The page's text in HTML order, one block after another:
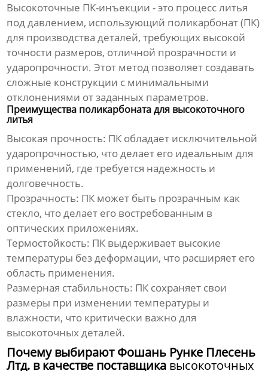
Высокоточные ПК-инъекции - это процесс литья
под давлением, использующий поликарбонат (ПК)
для производства деталей, требующих высокой
точности размеров, отличной прозрачности и
ударопрочности. Этот метод позволяет создавать
сложные конструкции с минимальными
отклонениями от заданных параметров.
Преимущества поликарбоната для высокоточного
литья
Высокая прочность: ПК обладает исключительной
ударопрочностью, что делает его идеальным для
применений, где требуется надежность и
долговечность.
Прозрачность: ПК может быть прозрачным как
стекло, что делает его востребованным в
оптических приложениях.
Термостойкость: ПК выдерживает высокие
температуры без деформации, что расширяет его
область применения.
Размерная стабильность: ПК сохраняет свои
размеры при изменении температуры и
влажности, что критически важно для
высокоточныхдеталей.
Почему выбирают Фошань Рунке Плесень
Лтд. в качестве поставщика высокоточных